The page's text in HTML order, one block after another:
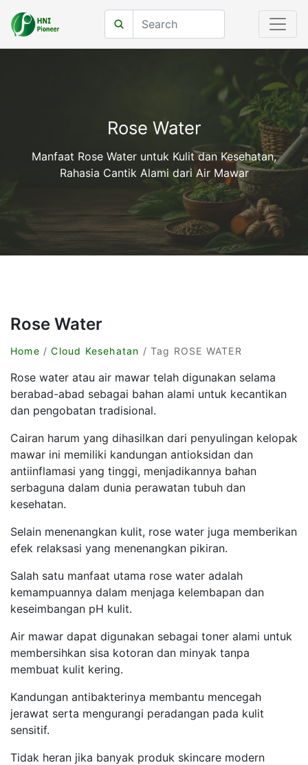
Rose Water
Manfaat Rose Water untuk Kulit dan Kesehatan,
Rahasia Cantik Alami dari Air Mawar
Rose Water
Home /Cloud Kesehatan / Tag ROSE WATER
Rose water atau air mawar telah digunakan selama
berabad-abad sebagai bahan alami untuk kecantikan
dan pengobatan tradisional.
Cairan harum yang dihasilkan dari penyulingan kelopak
mawar ini memiliki kandungan antioksidan dan
antiinflamasi yang tinggi, menjadikannya bahan
serbaguna dalam dunia perawatan tubuh dan
kesehatan.
Selain menenangkan kulit, rose water juga memberikan
efek relaksasi yang menenangkan pikiran.
Salah satu manfaat utama rose water adalah
kemampuannya dalam menjaga kelembapan dan
keseimbangan pH kulit.
Air mawar dapat digunakan sebagai toner alami untuk
membersihkan sisa kotoran dan minyak tanpa
membuat kulit kering.
Kandungan antibakterinya membantu mencegah
jerawat serta mengurangi peradangan pada kulit
sensitif.
Tidak heran jika banyak produk skincare modern